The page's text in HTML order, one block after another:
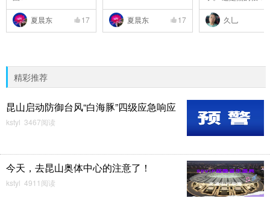
夏晨东 17 夏晨东 17 久乚
精彩推荐
昆山启动防御台风“白海豚”四级应急响应
kstyl 3467阅读
今天，去昆山奥体中心的注意了！
kstyl 4911阅读